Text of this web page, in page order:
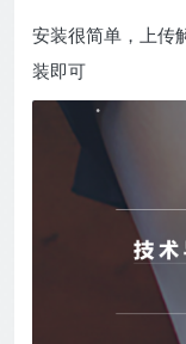
安装很简单，上传
装即可